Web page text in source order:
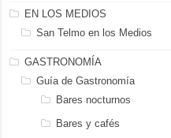
EN LOS MEDIOS
San Telmo en los Medios
GASTRONOMÍA
Guía de Gastronomía
Bares nocturnos
Bares y cafés